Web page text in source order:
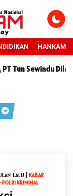
HANKAM
Sewindu
LALU | KABAR
KRIMINAL